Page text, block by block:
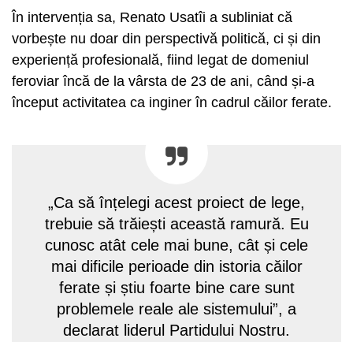
În intervenția sa, Renato Usatîi a subliniat că
vorbește nu doar din perspectivă politică, ci și din
experiență profesională, fiind legat de domeniul
feroviar încă de la vârsta de 23 de ani, când și-a
început activitatea ca inginer în cadrul căilor ferate.
„Ca să înțelegi acest proiect de lege,
trebuie să trăiești această ramură. Eu
cunosc atât cele mai bune, cât și cele
mai dificile perioade din istoria căilor
ferate și știu foarte bine care sunt
problemele reale ale sistemului”, a
declarat liderul Partidului Nostru.